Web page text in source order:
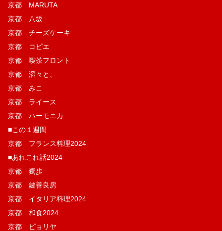
京都 MARUTA
京都 八坂
京都 チーズケーキ
京都 コピエ
京都 喫茶フロント
京都 滔々と、
京都 みこ
京都 ライース
京都 ハーモニカ
■この１週間
京都 フランス料理2024
■あれこれ話2024
京都 獨歩
京都 鍵善良房
京都 イタリア料理2024
京都 和食2024
京都 ピョリヤ